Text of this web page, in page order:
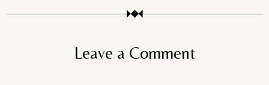
Leave a Comment